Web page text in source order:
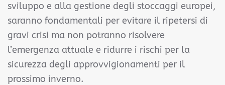
sviluppo e alla gestione degli stoccaggi europei,
saranno fondamentali per evitare il ripetersi di
gravi crisi ma non potranno risolvere
l’emergenza attuale e ridurre i rischi per la
sicurezza degli approvvigionamenti per il
prossimo inverno.